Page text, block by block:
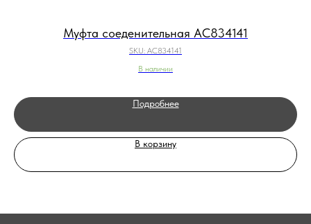
Муфта соеденительная AC834141
SKU: AC834141
В наличии
Подробнее
В корзину